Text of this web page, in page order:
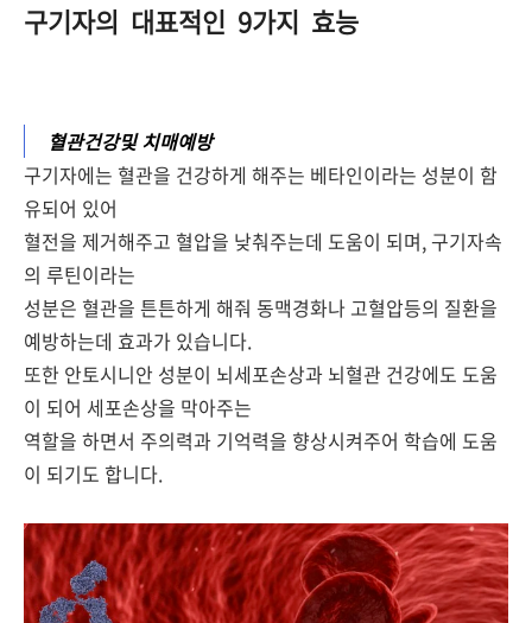
구기자의 대표적인 9가지 효능
혈관건강및 치매예방
구기자에는 혈관을 건강하게 해주는 베타인이라는 성분이 함
유되어 있어
혈전을 제거해주고 혈압을 낮춰주는데 도움이 되며, 구기자속
의 루틴이라는
성분은 혈관을 튼튼하게 해줘 동맥경화나 고혈압등의 질환을
예방하는데 효과가 있습니다.
또한 안토시니안 성분이 뇌세포손상과 뇌혈관 건강에도 도움
이 되어 세포손상을 막아주는
역할을 하면서 주의력과 기억력을 향상시켜주어 학습에 도움
이 되기도 합니다.